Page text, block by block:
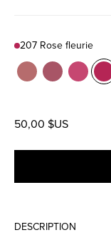
Color
207 Rose fleurie
103 Du matin
Product variant in
104 Mon chéri
Product
206
Product
50,00 $US
DESCRIPTION